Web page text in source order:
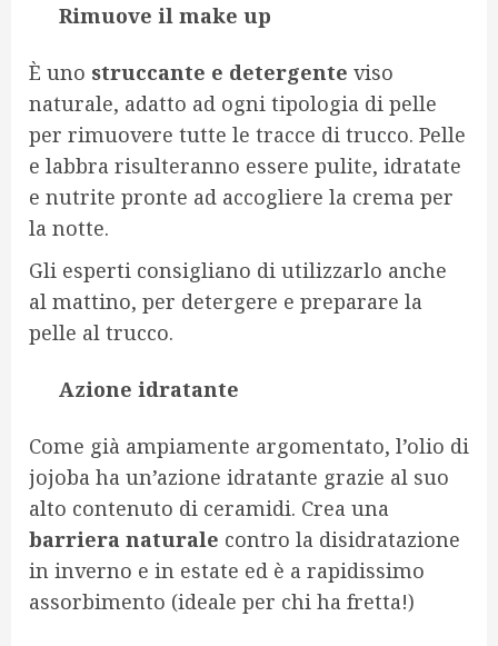
Rimuove il make up
È uno struccante e detergente viso
naturale, adatto ad ogni tipologia di pelle
per rimuovere tutte le tracce di trucco. Pelle
e labbra risulteranno essere pulite, idratate
e nutrite pronte ad accogliere la crema per
la notte.
Gli esperti consigliano di utilizzarlo anche
al mattino, per detergere e preparare la
pelle al trucco.
Azione idratante
Come già ampiamente argomentato, l’olio di
jojoba ha un’azione idratante grazie al suo
alto contenuto di ceramidi. Crea una
barriera naturale contro la disidratazione
in inverno e in estate ed è a rapidissimo
assorbimento (ideale per chi ha fretta!)